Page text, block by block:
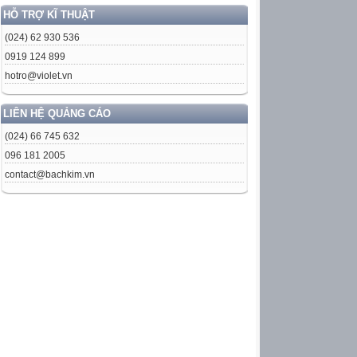
HỖ TRỢ KĨ THUẬT
(024) 62 930 536
0919 124 899
hotro@violet.vn
LIÊN HỆ QUẢNG CÁO
(024) 66 745 632
096 181 2005
contact@bachkim.vn